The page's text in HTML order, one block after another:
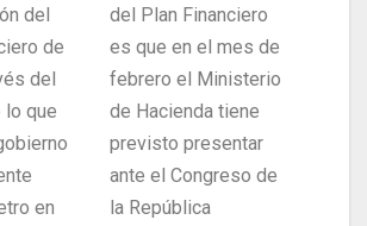
del
de
del
lo que
en
del Plan Financiero
es que en el mes de
febrero el Ministerio
de Hacienda tiene
previsto presentar
ante el Congreso de
la República